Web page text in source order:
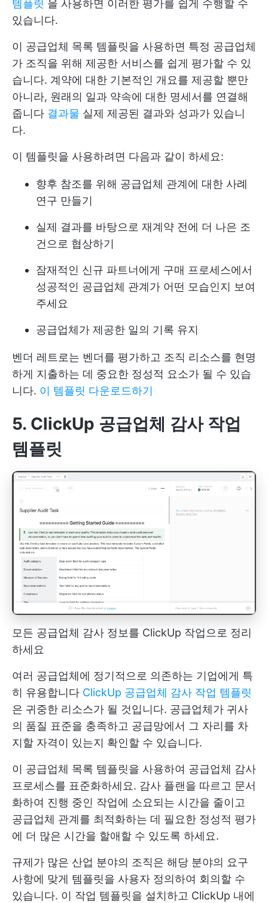
템플릿 을 사용하면 이러한 평가를 쉽게 수행할 수
있습니다.
이 공급업체 목록 템플릿을 사용하면 특정 공급업체
가 조직을 위해 제공한 서비스를 쉽게 평가할 수 있
습니다. 계약에 대한 기본적인 개요를 제공할 뿐만
아니라, 원래의 일과 약속에 대한 명세서를 연결해
줍니다 결과물 실제 제공된 결과와 성과가 있습니
다.
이 템플릿을 사용하려면 다음과 같이 하세요:
향후 참조를 위해 공급업체 관계에 대한 사례
연구 만들기
실제 결과를 바탕으로 재계약 전에 더 나은 조
건으로 협상하기
잠재적인 신규 파트너에게 구매 프로세스에서
성공적인 공급업체 관계가 어떤 모습인지 보여
주세요
공급업체가 제공한 일의 기록 유지
벤더 레트로는 벤더를 평가하고 조직 리소스를 현명
하게 지출하는 데 중요한 정성적 요소가 될 수 있습
니다. 이 템플릿 다운로드하기
5. ClickUp 공급업체 감사 작업
템플릿
모든 공급업체 감사 정보를 ClickUp 작업으로 정리
하세요
여러 공급업체에 정기적으로 의존하는 기업에게 특
히 유용합니다 ClickUp 공급업체 감사 작업 템플릿
은 귀중한 리소스가 될 것입니다. 공급업체가 귀사
의 품질 표준을 충족하고 공급망에서 그 자리를 차
지할 자격이 있는지 확인할 수 있습니다.
이 공급업체 목록 템플릿을 사용하여 공급업체 감사
프로세스를 표준화하세요. 감사 플랜을 따르고 문서
화하여 진행 중인 작업에 소요되는 시간을 줄이고
공급업체 관계를 최적화하는 데 필요한 정성적 평가
에 더 많은 시간을 할애할 수 있도록 하세요.
규제가 많은 산업 분야의 조직은 해당 분야의 요구
사항에 맞게 템플릿을 사용자 정의하여 회의할 수
있습니다. 이 작업 템플릿을 설치하고 ClickUp 내에